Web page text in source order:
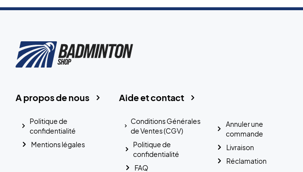
Aide et contact
Conditions Générales
de Ventes (CGV)
Politique de
confidentialité
FAQ
Annuler une
commande
Livraison
Réclamation
A propos de nous
Politique de
confidentialité
Mentions légales